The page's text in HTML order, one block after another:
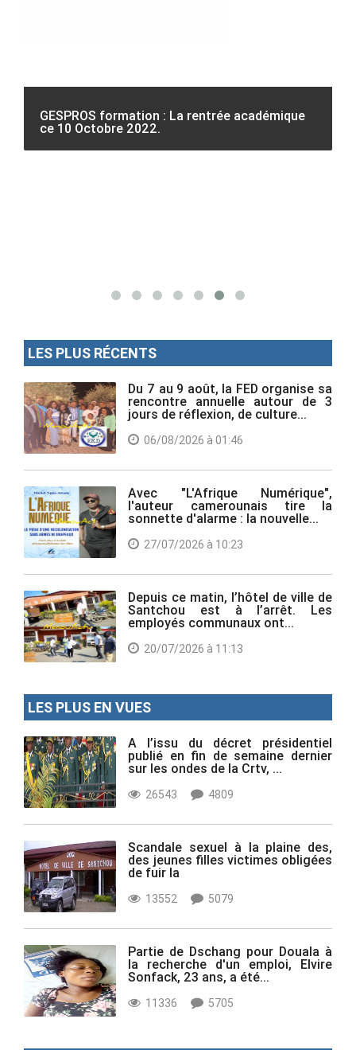
GESPROS formation : La rentrée académique
ce 10 Octobre 2022.
LES PLUS RÉCENTS
Du 7 au 9 août, la FED organise sa
rencontre annuelle autour de 3
jours de réflexion, de culture...
06/08/2026 à 01:46
Avec "L'Afrique Numérique",
l'auteur camerounais tire la
sonnette d'alarme : la nouvelle...
27/07/2026 à 10:23
Depuis ce matin, l’hôtel de ville de
Santchou est à l’arrêt. Les
employés communaux ont...
20/07/2026 à 11:13
LES PLUS EN VUES
A l’issu du décret présidentiel
publié en fin de semaine dernier
sur les ondes de la Crtv, ...
26543 4809
Scandale sexuel à la plaine des,
des jeunes filles victimes obligées
de fuir la
13552 5079
Partie de Dschang pour Douala à
la recherche d'un emploi, Elvire
Sonfack, 23 ans, a été...
11336 5705